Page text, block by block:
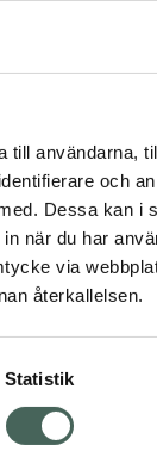
till användarna,
och
Dessa kan i
när du har
via
återkallelsen.
Statistik
erbjudanden